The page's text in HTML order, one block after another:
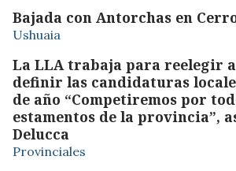
Bajada con Antorchas en
Ushuaia
La LLA trabaja para reelegir
definir las candidaturas
de año “Competiremos por
estamentos de la provincia”,
Delucca
Provinciales